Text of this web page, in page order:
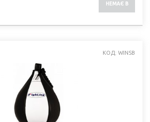
НЕМАЄ В
КОД: WINSB